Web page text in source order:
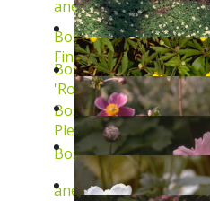
anemoonAnemone
Bosanemoon
Fingers'Vaste plant
Bosanemoon
'Robinsoniana' Vaste
Bosanemoon
Pleniflora' Vaste plant
Bosanemoon
anemoonAnemone